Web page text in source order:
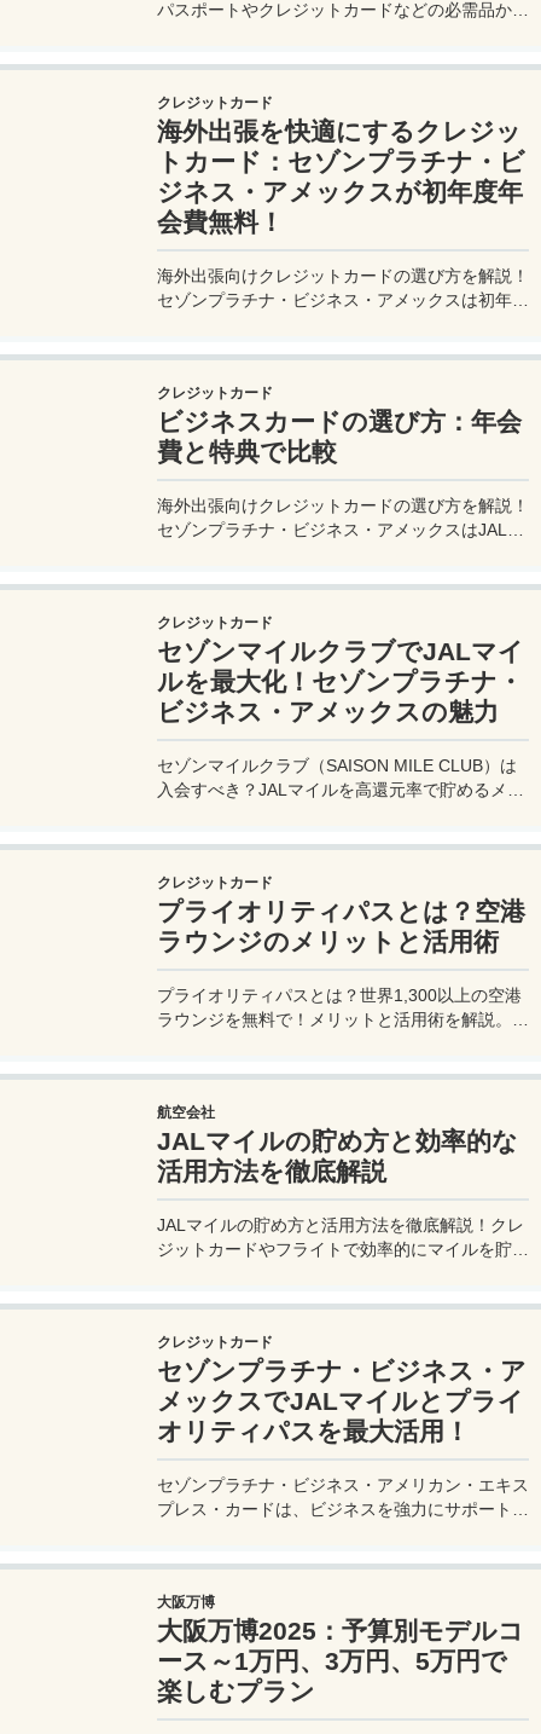
パスポートやクレジットカードなどの必需品か
ャートリップで今すぐチェック！
クレジットカード
海外出張を快適にするクレジッ
トカード：セゾンプラチナ・ビ
ジネス・アメックスが初年度年
会費無料！
海外出張向けクレジットカードの選び方を解説！
セゾンプラチナ・ビジネス・アメックスは初年度
クレジットカード
ビジネスカードの選び方：年会
費と特典で比較
海外出張向けクレジットカードの選び方を解説！
セゾンプラチナ・ビジネス・アメックスはJALマ
クレジットカード
セゾンマイルクラブでJALマイ
ルを最大化！セゾンプラチナ・
ビジネス・アメックスの魅力
セゾンマイルクラブ（SAISON MILE CLUB）は
入会すべき？JALマイルを高還元率で貯めるメリ
クレジットカード
プライオリティパスとは？空港
ラウンジのメリットと活用術
プライオリティパスとは？世界1,300以上の空港
ラウンジを無料で！メリットと活用術を解説。セ
航空会社
JALマイルの貯め方と効率的な
活用方法を徹底解説
JALマイルの貯め方と活用方法を徹底解説！クレ
ジットカードやフライトで効率的にマイルを貯
クレジットカード
セゾンプラチナ・ビジネス・ア
メックスでJALマイルとプライ
オリティパスを最大活用！
セゾンプラチナ・ビジネス・アメリカン・エキス
プレス・カードは、ビジネスを強力にサポートす
最適です。初年度の年会費無料も魅力。ステータ
スと実用性を兼ね備えたビジネスカードで、あな
たのビジネスをワンランクアップさせませんか？
大阪万博
大阪万博2025：予算別モデルコ
ース～1万円、3万円、5万円で
楽しむプラン